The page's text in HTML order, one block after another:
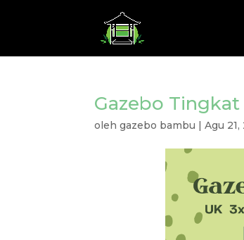
Gazebo
olehgazebo bambu |Agu 21,